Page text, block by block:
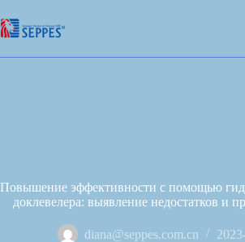
Повышение эффективности с помощью
доклевелера: выявление недостатков и
diana@seppes.com.cn